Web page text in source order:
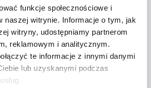
funkcje społecznościowe i
naszej witrynie. Informacje o tym, jak
witryny, udostępniamy partnerom
reklamowym i analitycznym.
te informacje z innymi danymi
lub uzyskanymi podczas